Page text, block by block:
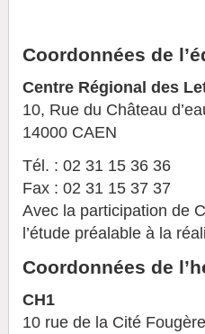
Coordonnées de
Centre Régional des
10, Rue du Château
14000 CAEN
Tél. : 02 31 15 36 36
Fax : 02 31 15 37 37
Avec la participation de
l’étude préalable à la
Coordonnées de
CH1
10 rue de la Cité